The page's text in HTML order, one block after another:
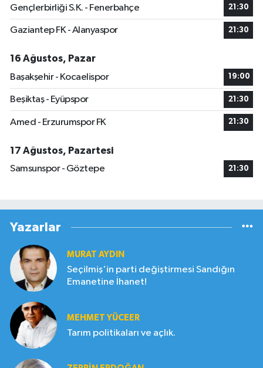
Gençlerbirliği S.K. - Fenerbahçe 21:30
Gaziantep FK - Alanyaspor 21:30
16 Ağustos, Pazar
Başakşehir - Kocaelispor
19:00
Beşiktaş - Eyüpspor 21:30
Amed - Erzurumspor FK 21:30
17 Ağustos, Pazartesi
Samsunspor - Göztepe
21:30
Yazarlar
MURAT AYDIN
Seçilmiş'in parti değiştirmesi Sandığın
Emanetine İhanet!
MEHMET YÜCEER
Tarım politikaları ve açlık.